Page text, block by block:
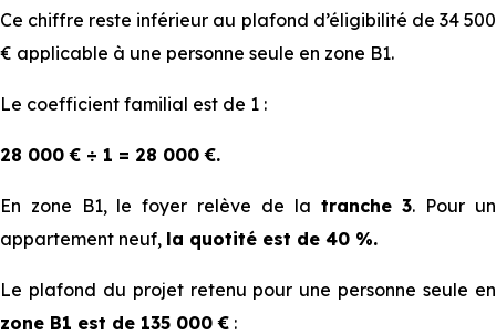
2
500
€
000
€
500
€
000
3
66
77
€
63
56
Ce chiffre reste inférieur au plafond d’éligibilité de 34 500
€ applicable à une personne seule en zone B1.
Le coefficient familial est de 1 :
28 000 € ÷ 1 = 28 000 €.
En zone B1, le foyer relève de la tranche 3. Pour un
appartement neuf, la quotité est de 40 %.
Le plafon⁠⁠d du projet retenu pour une personne seule en
zone B1 est de 135 000 € :